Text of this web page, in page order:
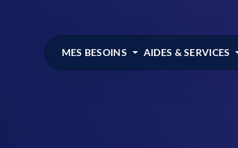
MES BESOINS AIDES & SERVICES